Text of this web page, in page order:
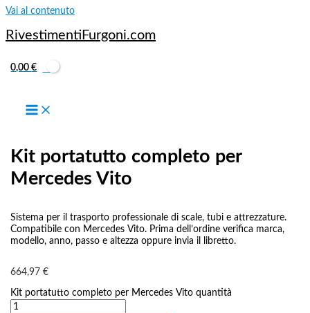
Vai al contenuto
RivestimentiFurgoni.com
0,00€
dal 2014 ,
totale 5140 mm
Kit portatutto completo per
Mercedes Vito
664,97€
Sistema per il trasporto professionale di scale, tubi e attrezzature.
Compatibile con Mercedes Vito. Prima dell’ordine verifica marca,
modello, anno, passo e altezza oppure invia il libretto.
Kit portatutto completo per Mercedes Vito quantità